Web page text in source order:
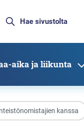
aika ja liikunta
kanssa